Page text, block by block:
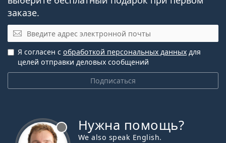
заказе.
Эл. почта
Подписаться
Я согласен с обработкой персональных данных для
целей отправки деловых сообщений
Нужна помощь?
We also speak English.